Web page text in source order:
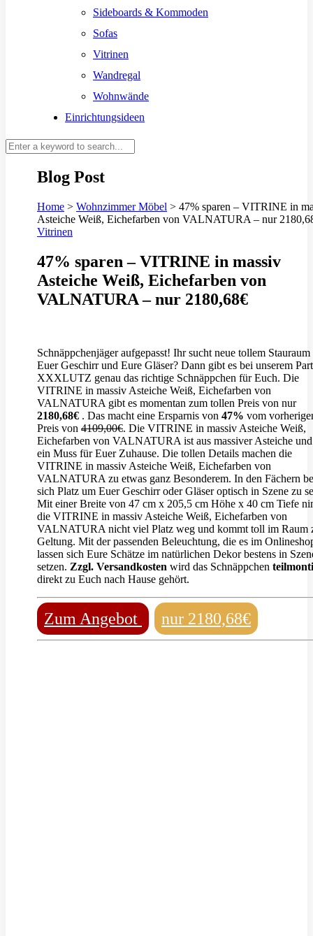
Sideboards & Kommoden
Sofas
Vitrinen
Wandregal
Wohnwände
Einrichtungsideen
Blog Post
Home > Wohnzimmer Möbel > 47% sparen – VITRINE in
Asteiche Weiß, Eichefarben von VALNATURA – nur
Vitrinen
47% sparen – VITRINE in massiv
Asteiche Weiß, Eichefarben von
VALNATURA – nur 2180,68€
Schnäppchenjäger aufgepasst! Ihr sucht neue tollem
Euer Geschirr und Eure Gläser? Dann gibt es bei unserem
XXXLUTZ genau das richtige Schnäppchen für Euch. Die
VITRINE in massiv Asteiche Weiß, Eichefarben von
VALNATURA gibt es momentan zum tollen Preis von nur
2180,68€ . Das macht eine Ersparnis von 47% vom
Preis von 4109,00€. Die VITRINE in massiv Asteiche Weiß,
Eichefarben von VALNATURA ist aus massiver Asteiche
ein Muss für Euer Zuhause. Die tollen Details machen die
VITRINE in massiv Asteiche Weiß, Eichefarben von
VALNATURA zu etwas ganz Besonderem. In den Fächern
sich Platz um Euer Geschirr oder Gläser optisch in Szene zu
Mit einer Breite von 47 cm x 205,5 cm Höhe x 40 cm Tiefe
die VITRINE in massiv Asteiche Weiß, Eichefarben von
VALNATURA nicht viel Platz weg und kommt toll im Raum
Geltung. Mit der passenden Beleuchtung, die es im
lassen sich Eure Schätze im natürlichen Dekor bestens in
setzen. Zzgl. Versandkosten wird das Schnäppchen
direkt zu Euch nach Hause gehört.
Zum Angebot nur 2180,68€